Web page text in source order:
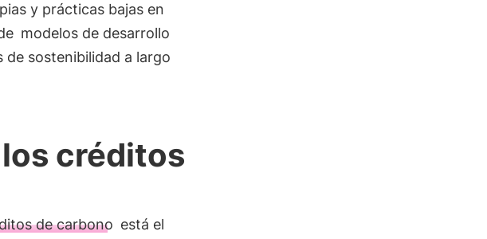
y prácticas bajas en
modelos de desarrollo
sostenibilidad a largo
créditos
de carbono está el